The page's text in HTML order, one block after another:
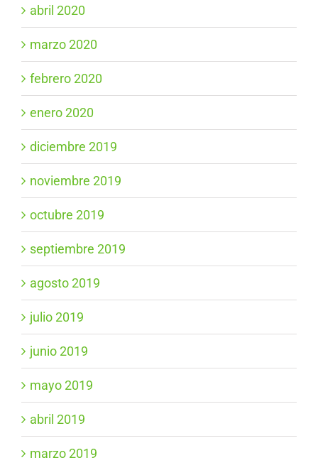
abril 2020
marzo 2020
febrero 2020
enero 2020
diciembre 2019
noviembre 2019
octubre 2019
septiembre 2019
agosto 2019
julio 2019
junio 2019
mayo 2019
abril 2019
marzo 2019